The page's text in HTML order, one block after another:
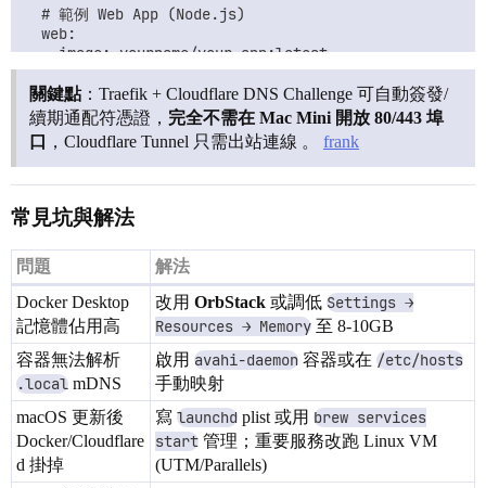
  # 範例 Web App (Node.js)
  web:
    image: yourname/your-app:latest
    labels:
      - "traefik.enable=true"
-
-
    environment:
      - DATABASE_URL=postgres://user:pass@db:5432/app
      - REDIS_URL=redis://redis:6379
  db:
    image: postgres:16-alpine
    volumes:
      - pgdata:/var/lib/postgresql/data
    environment:
      - POSTGRES_USER=user
      - POSTGRES_PASSWORD=pass
      - POSTGRES_DB=app
  redis:
    image: redis:7-alpine
    volumes:
      - redisdata:/data
關鍵點：Traefik + Cloudflare DNS Challenge 可自動簽發/
續期通配符憑證， 完全不需在 Mac Mini 開放 80/443 埠
口
，Cloudflare Tunnel 只需出站連線 。 frank
常見坑與解法
問題
解法
Docker Desktop
記憶體佔用高
改用 OrbStack 或調低 Settings →
Resources → Memory 至 8-10GB
容器無法解析
.local mDNS
啟用 avahi-daemon 容器或在 /etc/hosts
手動映射
macOS 更新後
Docker/Cloudflare
d 掛掉
寫 launchd plist 或用 brew services
start 管理；重要服務改跑 Linux VM
(UTM/Parallels)